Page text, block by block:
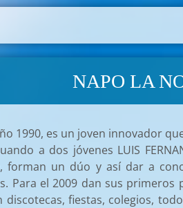
NAPO LA
1990, es un joven innovador
a dos jóvenes LUIS
forman un dúo y así dar a
Para el 2009 dan sus primeros
discotecas, fiestas, colegios,